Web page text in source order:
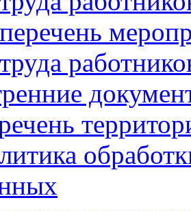
перечень
труда